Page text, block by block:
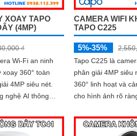
XOAY TAPO
(4MP)
₫
Wi-Fi an ninh
360° toàn
4MP siêu nét.
nghệ AI thông
cắm thẻ nhớ lên
khoảnh khắc
CAMERA WIFI
TAPO C225
5%-35%
Tapo C225 là
phân giải 4MP siêu
360° linh hoạt và
cho hình ảnh rõ
phát hiện chuyển
hợp đàm thoại 2